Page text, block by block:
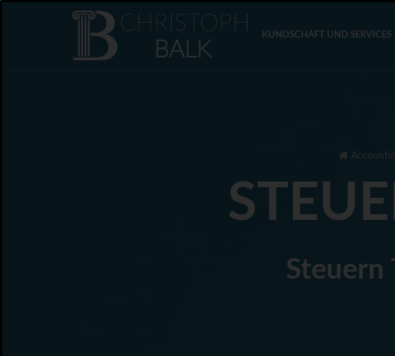
KUNDSCHAFT UND SERVICES
Steuern